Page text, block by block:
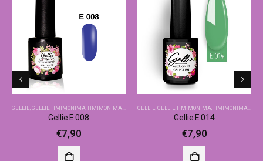
GELLIE GELLIE ΗΜΙΜΌΝΙΜΑ ΗΜΙΜΌΝΙΜΑ-ΒΑΣΙΚΆ ΧΡΏΜΑΤΑ
Gellie E 008
€7,90
GELLIE GELLIE ΗΜΙΜΌΝΙΜΑ ΗΜΙΜΌΝΙΜΑ-ΒΑΣΙΚΆ ΧΡΏΜΑΤΑ
Gellie E 014
€7,90